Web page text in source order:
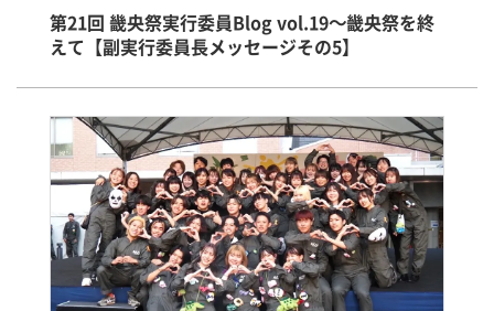
第21回 畿央祭実行委員Blog vol.19～畿央祭を終
えて【副実行委員長メッセージその5】